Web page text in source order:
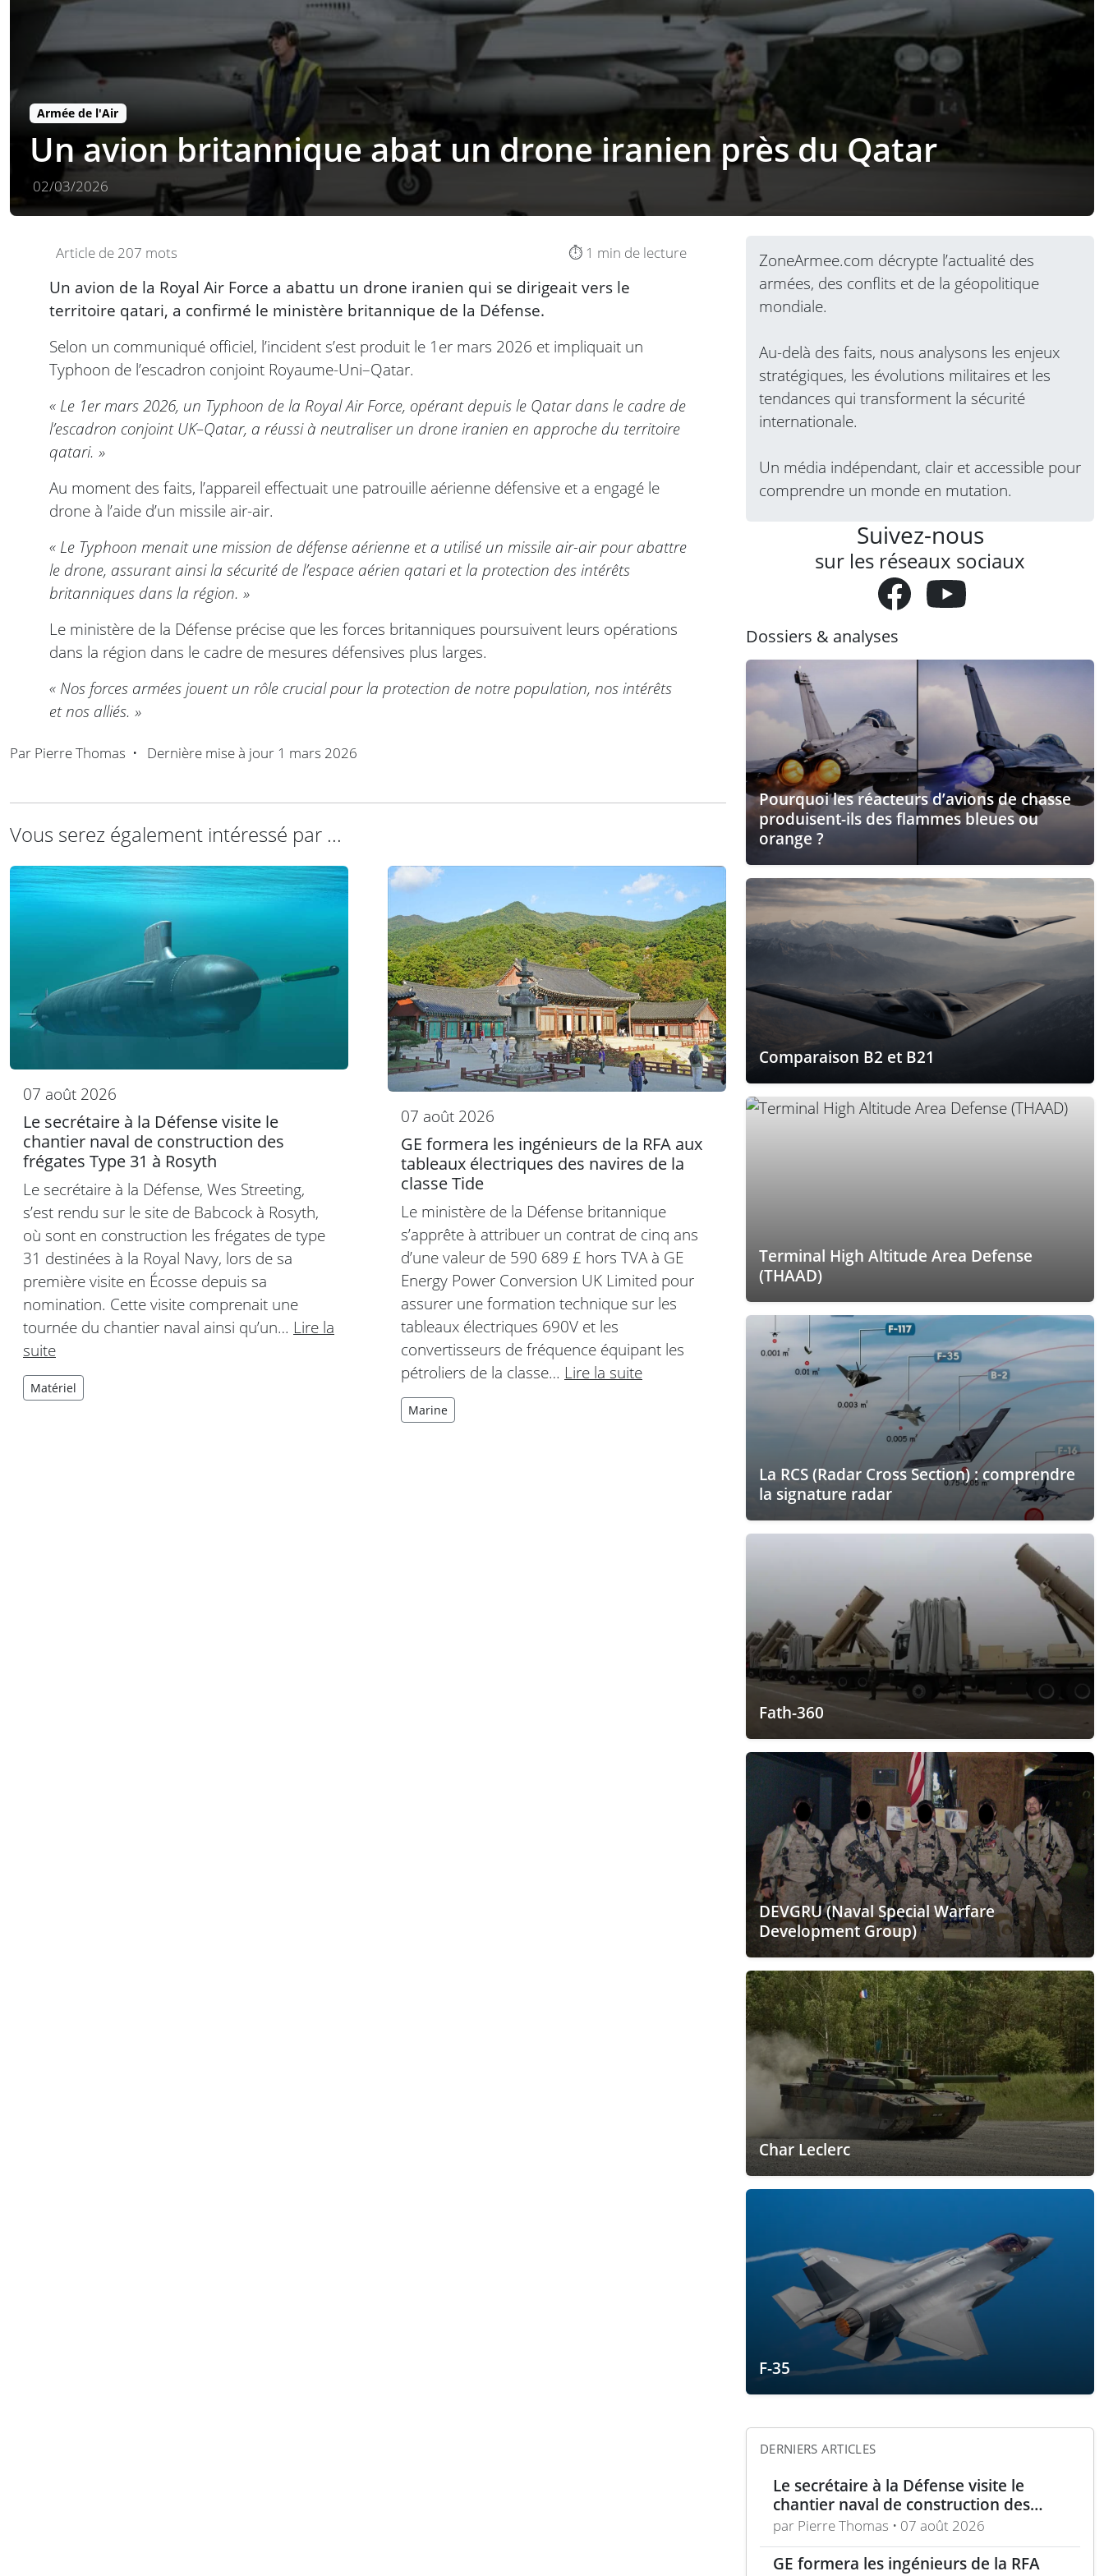
Armée de l'Air
Un avion britannique abat un drone iranien près du Qatar
02/03/2026
Article de 207 mots ⏱️ 1 min de lecture
Un avion de la Royal Air Force a abattu un drone iranien qui se dirigeait vers le
territoire qatari, a confirmé le ministère britannique de la Défense.
Selon un communiqué officiel, l’incident s’est produit le 1er mars 2026 et impliquait un
Typhoon de l’escadron conjoint Royaume-Uni–Qatar.
« Le 1er mars 2026, un Typhoon de la Royal Air Force, opérant depuis le Qatar dans le cadre de
l’escadron conjoint UK–Qatar, a réussi à neutraliser un drone iranien en approche du territoire
qatari. »
Au moment des faits, l’appareil effectuait une patrouille aérienne défensive et a engagé le
drone à l’aide d’un missile air-air.
« Le Typhoon menait une mission de défense aérienne et a utilisé un missile air-air pour abattre
le drone, assurant ainsi la sécurité de l’espace aérien qatari et la protection des intérêts
britanniques dans la région. »
Le ministère de la Défense précise que les forces britanniques poursuivent leurs opérations
dans la région dans le cadre de mesures défensives plus larges.
« Nos forces armées jouent un rôle crucial pour la protection de notre population, nos intérêts
et nos alliés. »
Par Pierre Thomas • Dernière mise à jour 1 mars 2026
Vous serez également intéressé par ...
07 août 2026
Le secrétaire à la Défense visite le
chantier naval de construction des
frégates Type 31 à Rosyth
Le secrétaire à la Défense, Wes Streeting,
s’est rendu sur le site de Babcock à Rosyth,
où sont en construction les frégates de type
31 destinées à la Royal Navy, lors de sa
première visite en Écosse depuis sa
nomination. Cette visite comprenait une
tournée du chantier naval ainsi qu’un… Lire la
suite
Matériel
07 août 2026
GE formera les ingénieurs de la RFA aux
tableaux électriques des navires de la
classe Tide
Le ministère de la Défense britannique
s’apprête à attribuer un contrat de cinq ans
d’une valeur de 590 689 £ hors TVA à GE
Energy Power Conversion UK Limited pour
assurer une formation technique sur les
tableaux électriques 690V et les
convertisseurs de fréquence équipant les
pétroliers de la classe… Lire la suite
Marine
ZoneArmee.com décrypte l’actualité des
armées, des conflits et de la géopolitique
mondiale.
Au-delà des faits, nous analysons les enjeux
stratégiques, les évolutions militaires et les
tendances qui transforment la sécurité
internationale.
Un média indépendant, clair et accessible pour
comprendre un monde en mutation.
Suivez-nous
sur les réseaux sociaux
Dossiers & analyses
Pourquoi les réacteurs d’avions de chasse
produisent-ils des flammes bleues ou
orange ?
Comparaison B2 et B21
Terminal High Altitude Area Defense
(THAAD)
La RCS (Radar Cross Section) : comprendre
la signature radar
Fath-360
DEVGRU (Naval Special Warfare
Development Group)
Char Leclerc
F-35
DERNIERS ARTICLES
Le secrétaire à la Défense visite le
chantier naval de construction des
frégates Type 31 à Rosyth
par Pierre Thomas • 07 août 2026
GE formera les ingénieurs de la RFA